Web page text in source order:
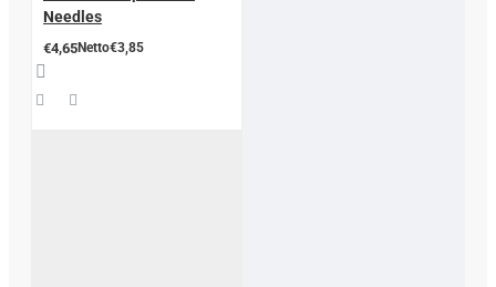
Needles
€4,65Netto€3,85